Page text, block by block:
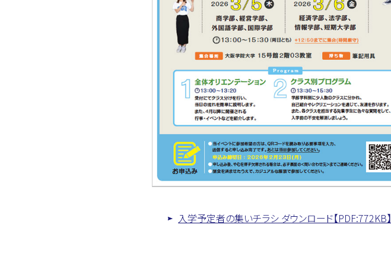
入学予定者の集いチラシ ダウンロード【PDF:772KB】